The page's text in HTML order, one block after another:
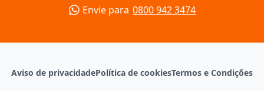
Envie para 0800 942 3474
Aviso de privacidadePolítica de cookiesTermos e Condições